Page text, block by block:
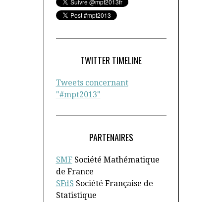
TWITTER TIMELINE
Tweets concernant
"#mpt2013"
PARTENAIRES
SMFSociété Mathématique
de France
SFdS Société Française de
Statistique